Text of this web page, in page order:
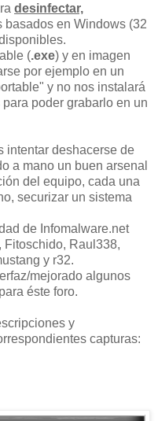
desinfectar,
basados en Windows (32
(.exe) y en imagen
por ejemplo en un
y no nos instalará
poder grabarlo en un
intentar deshacerse de
a mano un buen arsenal
del equipo, cada una
securizar un sistema
de Infomalware.net
Fitoschido, Raul338,
y r32.
mejorado algunos
éste foro.
y
capturas: